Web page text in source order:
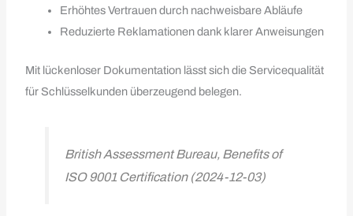
Erhöhtes Vertrauen durch nachweisbare Abläufe
Reduzierte Reklamationen dank klarer Anweisungen
Mit lückenloser Dokumentation lässt sich die Servicequalität
für Schlüsselkunden überzeugend belegen.
British Assessment Bureau, Benefits of
ISO 9001 Certification (2024-12-03)